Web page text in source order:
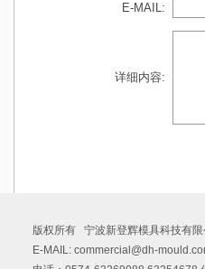
E-MAIL:
详细内容:
版权所有 宁波新登辉模具科技有
E-MAIL: commercial@dh-